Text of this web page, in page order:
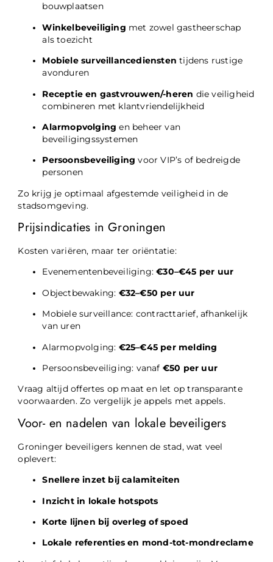
bouwplaatsen
Winkelbeveiliging met zowel gastheerschap
als toezicht
Mobiele surveillancediensten tijdens rustige
avonduren
Receptie en gastvrouwen/-heren die veiligheid
combineren met klantvriendelijkheid
Alarmopvolging en beheer van
beveiligingssystemen
Persoonsbeveiliging voor VIP’s of bedreigde
personen
Zo krijg je optimaal afgestemde veiligheid in de
stadsomgeving.
Prijsindicaties in Groningen
Kosten variëren, maar ter oriëntatie:
Evenementenbeveiliging:€30–€45 per uur
Objectbewaking: €32–€50 per uur
Mobiele surveillance: contracttarief, afhankelijk
van uren
Alarmopvolging: €25–€45 per melding
Persoonsbeveiliging: vanaf €50 per uur
Vraag altijd offertes op maat en let op transparante
voorwaarden. Zo vergelijk je appels met appels.
Voor- en nadelen van lokale beveiligers
Groninger beveiligers kennen de stad, wat veel
oplevert:
Snellere inzet bij calamiteiten
Inzicht in lokale hotspots
Korte lijnen bij overleg of spoed
Lokale referenties en mond-tot-mondreclame